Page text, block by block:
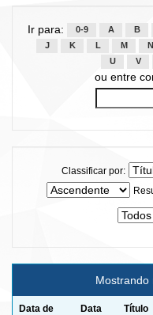
Ir para: 0-9 A B
J
K L M N
U
V
ou entre
Classificar por:
Mostrando
Data de
Data
Título